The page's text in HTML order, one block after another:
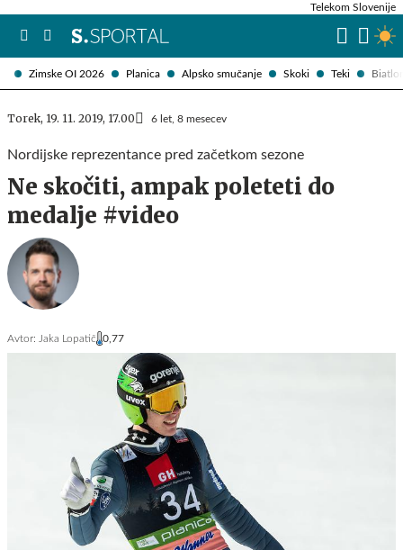
Zimske OI 2026 Planica Alpsko smučanje Skoki Teki
Telekom Slovenije
Torek, 19. 11. 2019, 17.00 6 let, 8 mesecev
Nordijske reprezentance pred začetkom sezone
Ne skočiti, ampak poleteti do
medalje #video
Avtor: Jaka Lopatič 0,77